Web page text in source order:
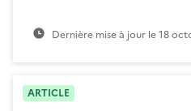
Dernière mise à jour le18
ARTICLE